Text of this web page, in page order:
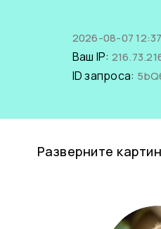
2026-08-07
Ваш IP:
ID запроса:
Разверните